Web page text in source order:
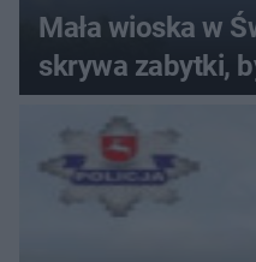
Mała wioska w
skrywa zabytki,